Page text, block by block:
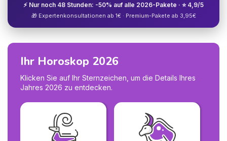
⚡ Nur noch 48 Stunden: -50% auf alle 2026-Pakete · ⭐ 4,9/5
🎁 Expertenkonsultationen ab 1€ · Premium-Pakete ab 3,95€
Ihr Horoskop 2026
Klicken Sie auf Ihr Sternzeichen, um die Details Ihres
Jahres 2026 zu entdecken.